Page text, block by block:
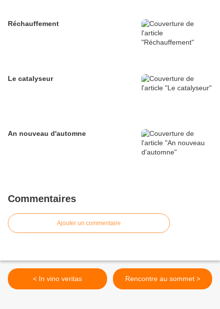
Réchauffement
Le catalyseur
An nouveau d'automne
Commentaires
Ajouter un commentaire
< In vino veritas Rencontre au sommet >